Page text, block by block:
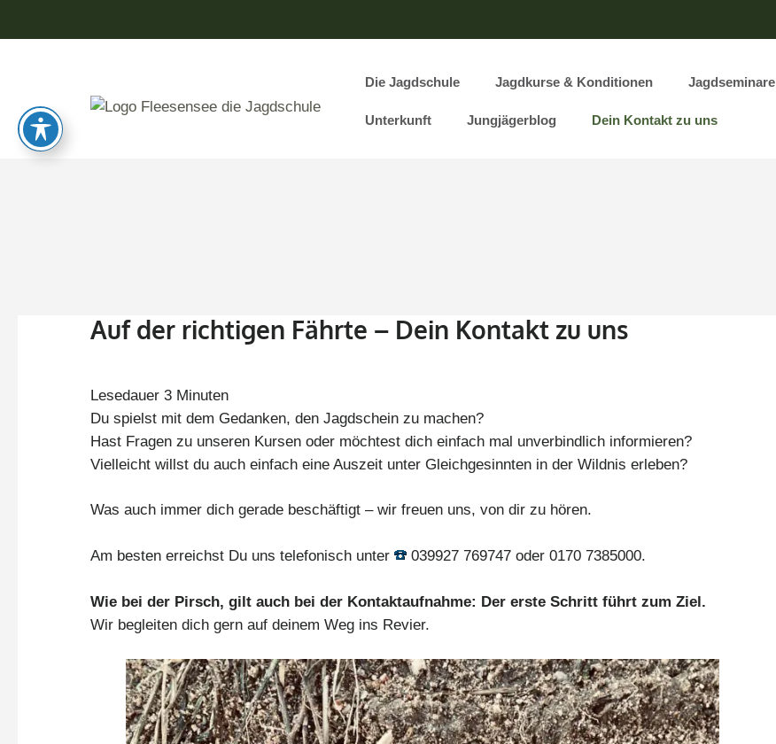
Fleesensee – Die Jagdschule
Deine Jagdausbilder in Mecklenburg-Vorpommern
Die Jagdschule Jagdkurse & Konditionen Jagdseminare
Unterkunft Jungjägerblog Dein Kontakt zu uns
Auf der richtigen Fährte – Dein Kontakt zu uns
Lesedauer 3 Minuten
Du spielst mit dem Gedanken, den Jagdschein zu machen?
Hast Fragen zu unseren Kursen oder möchtest dich einfach mal unverbindlich informieren?
Vielleicht willst du auch einfach eine Auszeit unter Gleichgesinnten in der Wildnis erleben?
Was auch immer dich gerade beschäftigt – wir freuen uns, von dir zu hören.
Am besten erreichst Du uns telefonisch unter 039927 769747 oder 0170 7385000.
Wie bei der Pirsch, gilt auch bei der Kontaktaufnahme: Der erste Schritt führt zum Ziel.
Wir begleiten dich gern auf deinem Weg ins Revier.